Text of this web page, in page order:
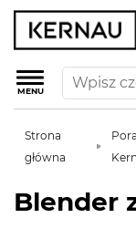
MENU
Strona
główna
Blender